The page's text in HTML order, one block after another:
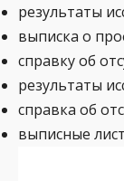
результаты
выписка о
справку об
результаты
справка об
выписные